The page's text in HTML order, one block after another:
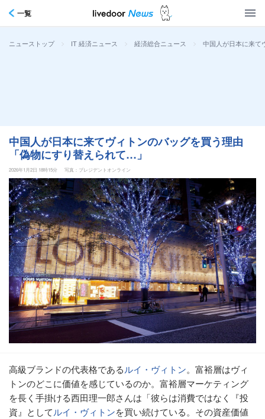
一覧
ニューストップ > IT 経済ニュース > 経済総合ニュース > 中国人が日本に来て
中国人が日本に来てヴィトンのバッグを買う理由
「偽物にすり替えられて…」
2026年1月2日 18時15分 写真：プレジデントオンライン
高級ブランドの代表格であるルイ・ヴィトン。富裕層はヴィ
トンのどこに価値を感じているのか。富裕層マーケティング
を長く手掛ける西田理一郎さんは「彼らは消費ではなく『投
資』としてルイ・ヴィトンを買い続けている。その資産価値